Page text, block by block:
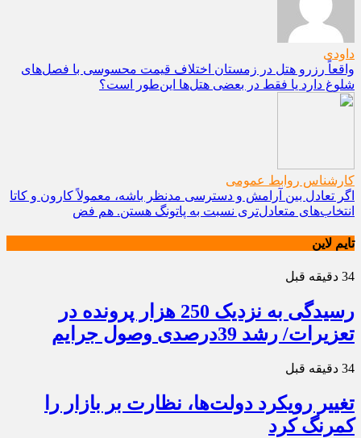
داودی
واقعاً رزرو هتل در زمستان اختلاف قیمت محسوسی با فصل‌های
شلوغ دارد یا فقط در بعضی هتل‌ها این‌طور است؟
کارشناس روابط عمومی
اگر تعادل بین آرامش و دسترسی مدنظر باشه، معمولاً کارون و کاتا
انتخاب‌های متعادل‌تری نسبت به پاتونگ هستن. هم فض
تایم لاین
34 دقیقه قبل
رسیدگی به نزدیک 250 هزار پرونده در
تعزیرات/ رشد 39درصدی وصول جرایم
34 دقیقه قبل
تغییر رویکرد دولت‌ها، نظارت بر بازار را
کمرنگ کرد